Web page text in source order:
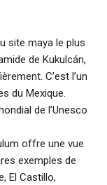
site maya le plus
de Kukulcán,
C’est l’un
du Mexique.
de l’Unesco
offre une vue
exemples de
El Castillo,